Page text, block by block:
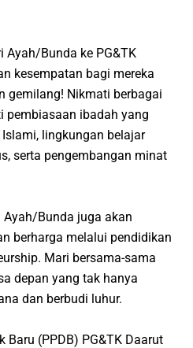
Bunda ke PG&TK
kesempatan bagi mereka
gemilang! Nikmati berbagai
pembiasaan ibadah yang
lingkungan belajar
serta pengembangan minat
Bunda juga akan
berharga melalui pendidikan
. Mari bersama-sama
depan yang tak hanya
dan berbudi luhur.
Baru (PPDB) PG&TK Daarut